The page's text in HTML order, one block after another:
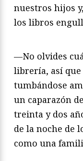
nuestros hijos
los libros
—No olvides
librería, así
tumbándose
un caparazón
treinta y dos
de la noche de
como una